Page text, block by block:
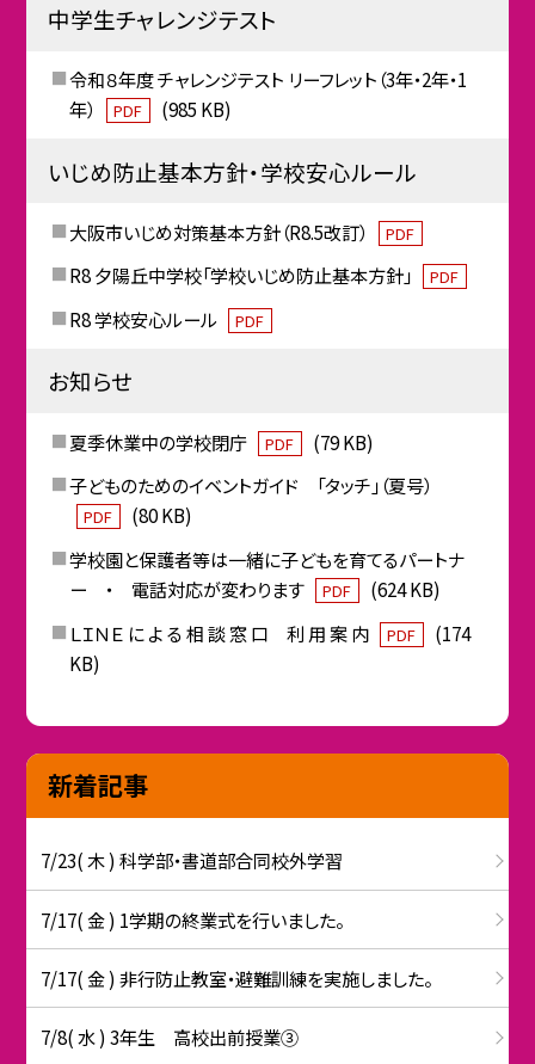
中学生チャレンジテスト
令和８年度 チャレンジテスト リーフレット（3年・2年・1
年）
PDF (985 KB)
いじめ防止基本方針・学校安心ルール
大阪市いじめ対策基本方針（R8.5改訂） PDF
R8 夕陽丘中学校「学校いじめ防止基本方針」 PDF
R8 学校安心ルール PDF
お知らせ
夏季休業中の学校閉庁 PDF
(79 KB)
子どものためのイベントガイド 「タッチ」（夏号）
PDF
(80 KB)
学校園と保護者等は一緒に子どもを育てるパートナ
ー ・ 電話対応が変わります
PDF
(624 KB)
ＬＩＮＥ に よ る 相 談 窓 口 利 用 案 内
PDF
(174
KB)
新着記事
7/23( 木 ) 科学部・書道部合同校外学習
7/17( 金 ) 1学期の終業式を行いました。
7/17( 金 ) 非行防止教室・避難訓練を実施しました。
7/8( 水 ) 3年生 高校出前授業③